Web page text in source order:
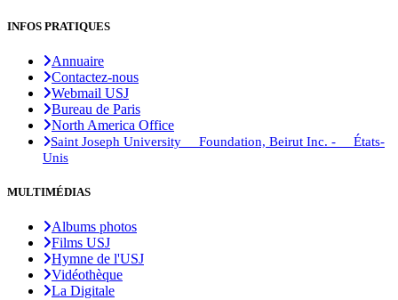
INFOS PRATIQUES
Annuaire
Contactez-nous
Webmail USJ
Bureau de Paris
North America Office
Saint Joseph University Foundation, Beirut Inc. - États-
Unis
MULTIMÉDIAS
Albums photos
Films USJ
Hymne de l'USJ
Vidéothèque
La Digitale